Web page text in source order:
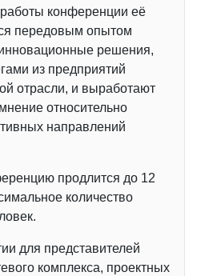
конференции её
передовым опытом
решения,
из предприятий
отрасли, и выработают
относительно
направлений
продлится до 12
количество
для представителей
комплекса, проектных